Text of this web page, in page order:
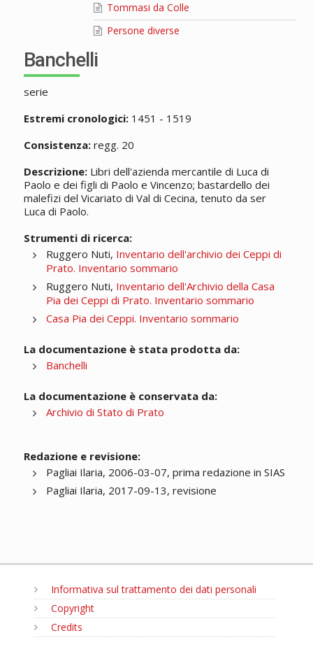
Tommasi da Colle
Persone diverse
Banchelli
serie
Estremi cronologici:1451 - 1519
Consistenza:regg. 20
Descrizione:Libri dell'azienda mercantile di Luca di
Paolo e dei figli di Paolo e Vincenzo; bastardello dei
malefizi del Vicariato di Val di Cecina, tenuto da ser
Luca di Paolo.
Strumenti di ricerca:
Ruggero Nuti, Inventario dell'archivio dei Ceppi di
Prato. Inventario sommario
Ruggero Nuti, Inventario dell'Archivio della Casa
Pia dei Ceppi di Prato. Inventario sommario
Casa Pia dei Ceppi. Inventario sommario
La documentazione è stata prodotta da:
Banchelli
La documentazione è conservata da:
Archivio di Stato di Prato
Redazione e revisione:
Pagliai Ilaria, 2006-03-07, prima redazione in SIAS
Pagliai Ilaria, 2017-09-13, revisione
Informativa sul trattamento dei dati personali
Copyright
Credits